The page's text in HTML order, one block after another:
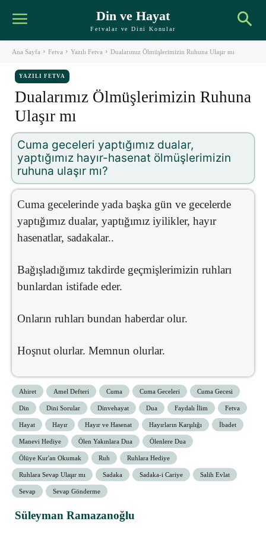
Din ve Hayat
Fetvalar ve Dini Konular
Ana Sayfa Fetva Yazılı Fetva Dualarımız Ölmüşlerimizin Ruhuna Ulaşır mı
YAZILI FETVA
Dualarımız Ölmüşlerimizin Ruhuna
Ulaşır mı
Cuma geceleri yaptığımız dualar,
yaptığımız hayır-hasenat ölmüşlerimizin
ruhuna ulaşır mı?
Cuma gecelerinde yada başka gün ve gecelerde
yaptığımız dualar, yaptığımız iyilikler, hayır
hasenatlar, sadakalar..
Bağışladığımız takdirde geçmişlerimizin ruhları
bunlardan istifade eder.
Onların ruhları bundan haberdar olur.
Hoşnut olurlar. Memnun olurlar.
Ahiret Amel Defteri Cuma Cuma Geceleri Cuma Gecesi
Din Dini Sorular Dinvehayat Dua Faydalı İlim Fetva
Hayat Hayır Hayır ve Hasenat Hayırların Karşılığı İbadet
Manevi Hediye Ölen Yakınlara Dua Ölenlere Dua
Ölüye Kur'an Okumak Ruh Ruhlara Hediye
Ruhlara Sevap Ulaşır mı Sadaka Sadaka-i Cariye Salih Evlat
Sevap Sevap Gönderme
Süleyman Ramazanoğlu